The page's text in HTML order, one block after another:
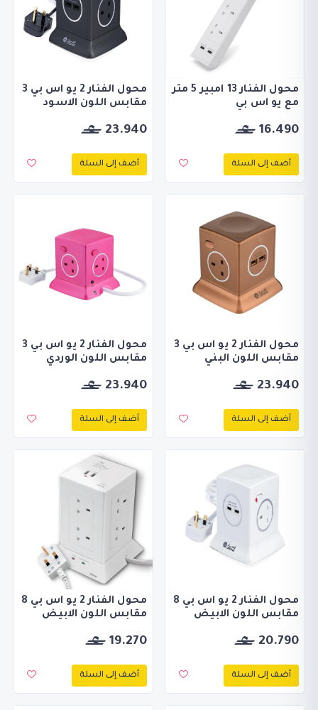
محول الفنار 13 امبير 5 متر
مع يو اس بي
16.490
أضف إلى السلة
محول الفنار 2 يو اس بي 3
مقابس اللون الاسود
23.940
أضف إلى السلة
محول الفنار 2 يو اس بي 3
مقابس اللون البني
23.940
أضف إلى السلة
محول الفنار 2 يو اس بي 3
مقابس اللون الوردي
23.940
أضف إلى السلة
محول الفنار 2 يو اس بي 8
مقابس اللون الابيض
20.790
أضف إلى السلة
محول الفنار 2 يو اس بي 8
مقابس اللون الابيض
19.270
أضف إلى السلة